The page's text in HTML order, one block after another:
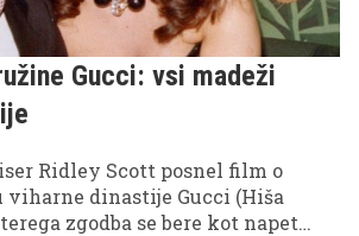
Gucci: vsi madeži
Ridley Scott posnel film o
viharne dinastije Gucci (Hiša
zgodba se bere kot napet